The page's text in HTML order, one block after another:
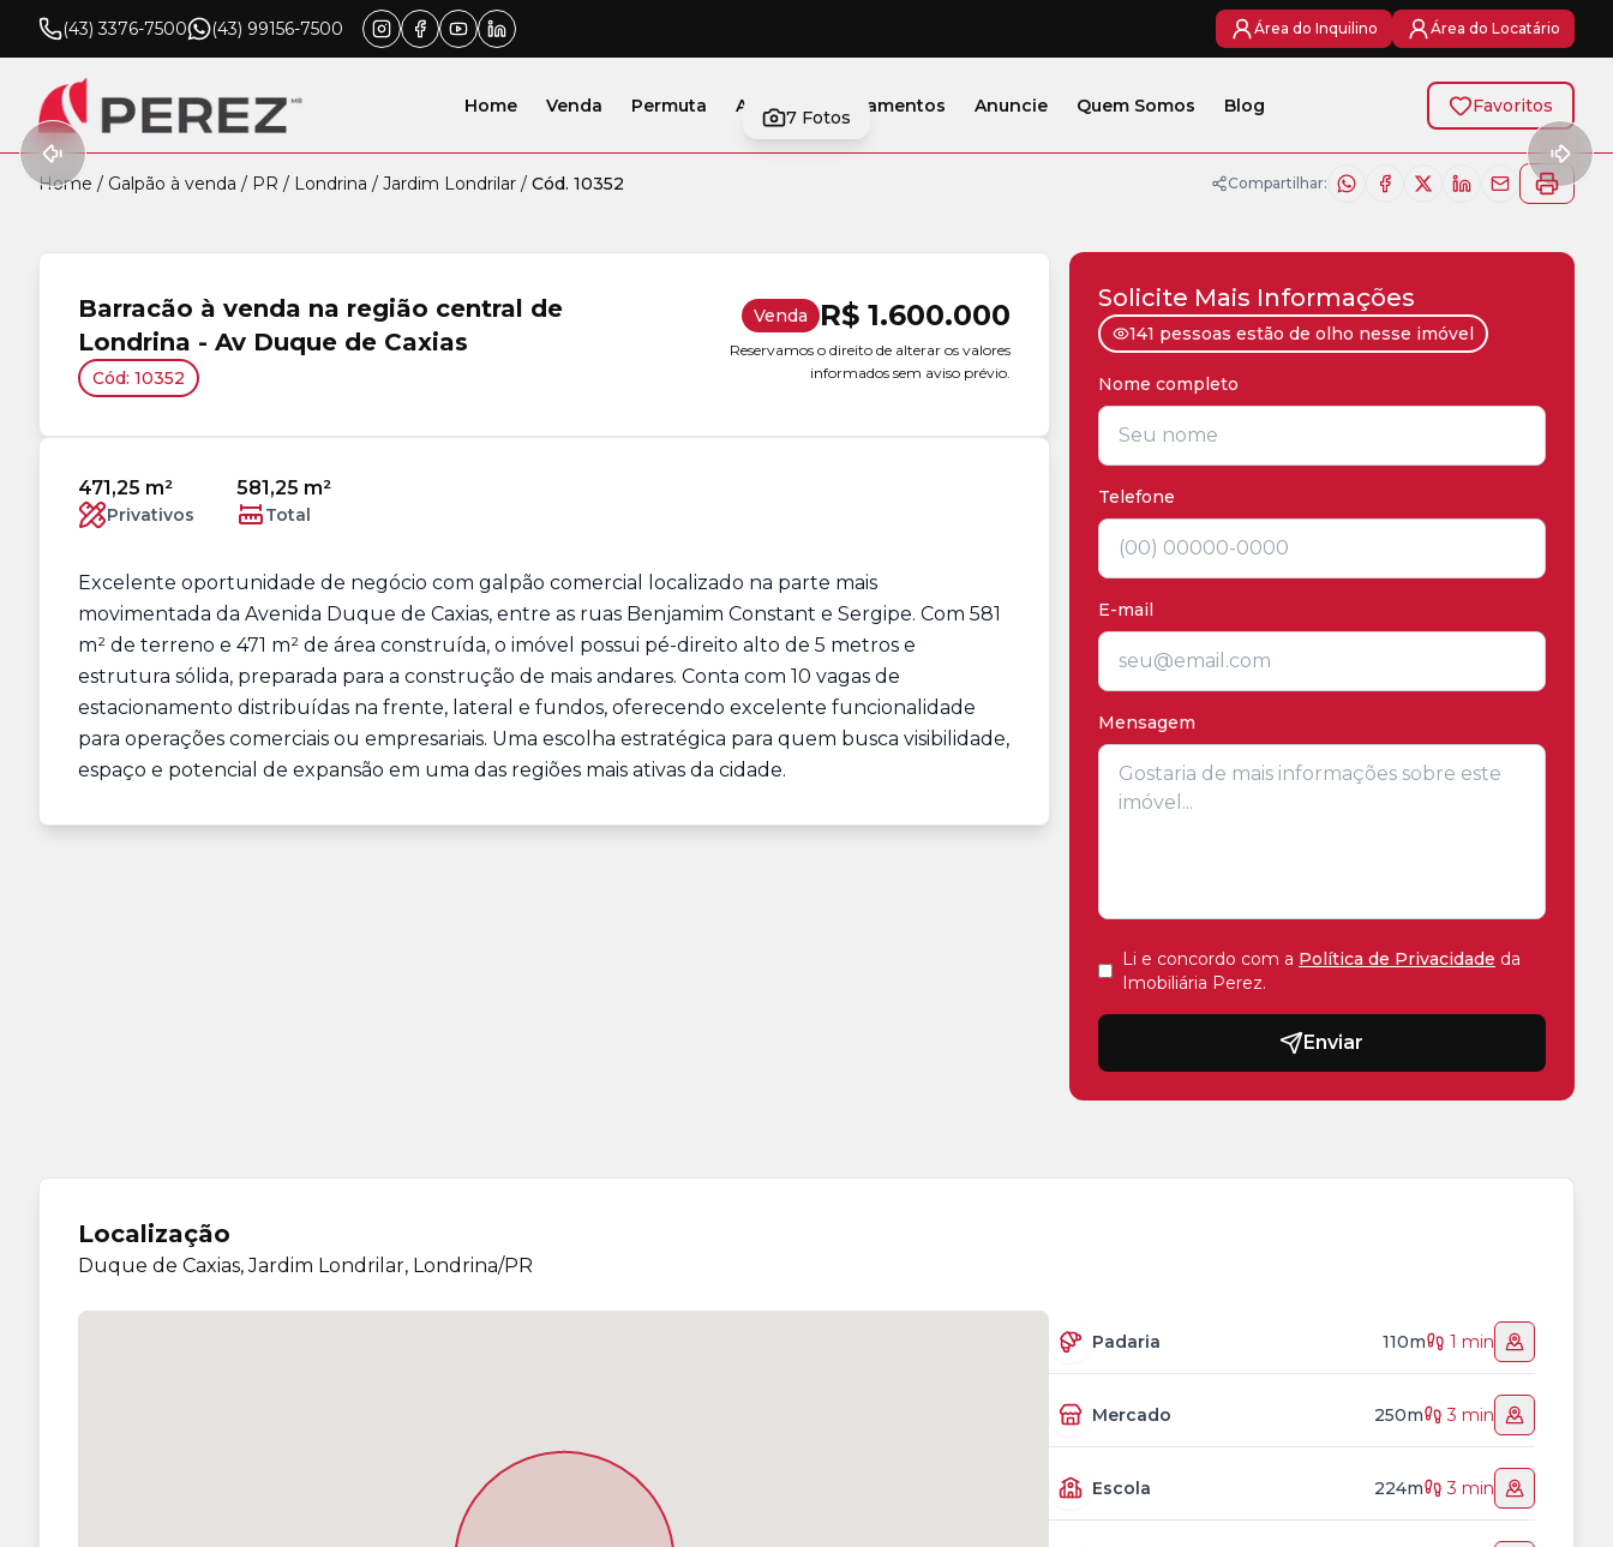
(43) 3376-7500 (43) 99156-7500 Área do Inquilino Área do Locatário
Home Venda Permuta Alugar Lançamentos Anuncie Quem Somos Blog Favoritos
7 Fotos
Home / Galpão à venda / PR / Londrina / Jardim Londrilar / Cód. 10352 Compartilhar:
Barracão à venda na região central de
Londrina - Av Duque de Caxias
Cód: 10352
Venda R$ 1.600.000
Reservamos o direito de alterar os valores
informados sem aviso prévio.
471,25 m²
Privativos
581,25 m²
Total
Excelente oportunidade de negócio com galpão comercial localizado na parte mais
movimentada da Avenida Duque de Caxias, entre as ruas Benjamim Constant e Sergipe. Com 581
m² de terreno e 471 m² de área construída, o imóvel possui pé-direito alto de 5 metros e
estrutura sólida, preparada para a construção de mais andares. Conta com 10 vagas de
estacionamento distribuídas na frente, lateral e fundos, oferecendo excelente funcionalidade
para operações comerciais ou empresariais. Uma escolha estratégica para quem busca visibilidade,
espaço e potencial de expansão em uma das regiões mais ativas da cidade.
Solicite Mais Informações
141 pessoas estão de olho nesse imóvel
Nome completo
Telefone
E-mail
Mensagem
Li e concordo com a Política de Privacidade da
Imobiliária Perez.
Enviar
Localização
Duque de Caxias, Jardim Londrilar, Londrina/PR
Padaria 110m 1 min
Mercado 250m 3 min
Escola 224m 3 min